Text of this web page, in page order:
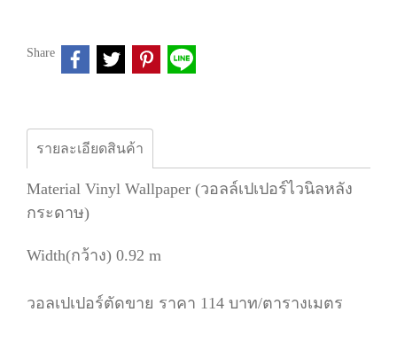
Share
รายละเอียดสินค้า
Material Vinyl Wallpaper (วอลล์เปเปอร์ไวนิลหลัง
กระดาษ)
Width(กว้าง) 0.92 m
วอลเปเปอร์ตัดขาย ราคา 114 บาท/ตารางเมตร